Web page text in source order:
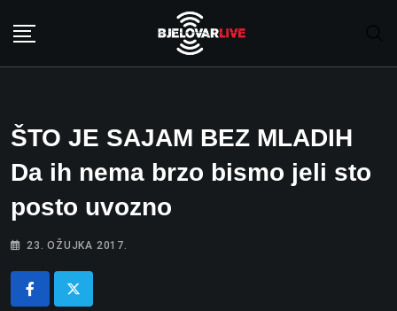
ŠTO JE SAJAM BEZ MLADIH
Da ih nema brzo bismo jeli sto
posto uvozno
23. OŽUJKA 2017.